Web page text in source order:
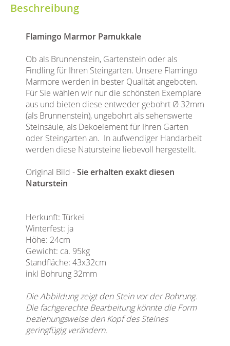
Beschreibung
Flamingo Marmor Pamukkale
Ob als Brunnenstein, Gartenstein oder als
Findling für Ihren Steingarten. Unsere Flamingo
Marmore werden in bester Qualität angeboten.
Für Sie wählen wir nur die schönsten Exemplare
aus und bieten diese entweder gebohrt Ø 32mm
(als Brunnenstein), ungebohrt als sehenswerte
Steinsäule, als Dekoelement für Ihren Garten
oder Steingarten an. In aufwendiger Handarbeit
werden diese Natursteine liebevoll hergestellt.
Original Bild -Sie erhalten exakt diesen
Naturstein
Herkunft: Türkei
Winterfest: ja
Höhe: 24cm
Gewicht: ca. 95kg
Standfläche: 43x32cm
inkl Bohrung 32mm
Die Abbildung zeigt den Stein vor der Bohrung.
Die fachgerechte Bearbeitung könnte die Form
beziehungsweise den Kopf des Steines
geringfügig verändern.